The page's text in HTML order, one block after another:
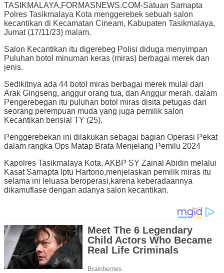
TASIKMALAYA,FORMASNEWS.COM-Satuan Samapta
Polres Tasikmalaya Kota menggerebek sebuah salon
kecantikan di Kecamatan Cineam, Kabupaten Tasikmalaya,
Jumat (17/11/23) malam.
Salon Kecantikan itu digerebeg Polisi diduga menyimpan
Puluhan botol minuman keras (miras) berbagai merek dan
jenis.
Sedikitnya ada 44 botol miras berbagai merek mulai dari
Arak Gingseng, anggur orang tua, dan Anggur merah. dalam
Pengerebegan itu puluhan botol miras disita petugas dari
seorang perempuan muda yang juga pemilik salon
Kecantikan berisial TY (25).
Penggerebekan ini dilakukan sebagai bagian Operasi Pekat
dalam rangka Ops Matap Brata Menjelang Pemilu 2024
Kapolres Tasikmalaya Kota, AKBP SY Zainal Abidin melalui
Kasat Samapta Iptu Hartono,menjelaskan pemilik miras itu
selama ini leluasa beroperasi,karena keberadaannya
dikamuflase dengan adanya salon kecantikan.